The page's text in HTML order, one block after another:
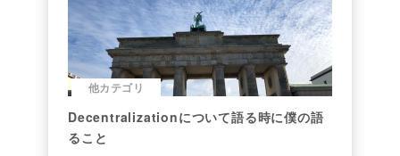
他カテゴリ
Decentralizationについて語る時に僕の語
ること